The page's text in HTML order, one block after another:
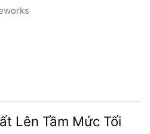
Lên Tầm Mức Tối